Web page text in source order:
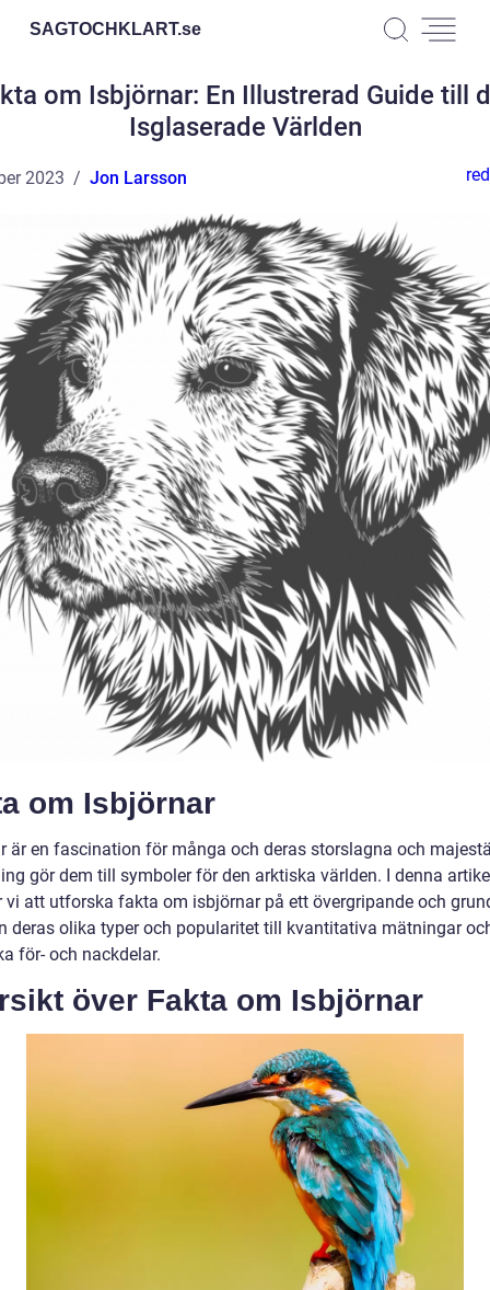
SAGTOCHKLART.se
om Isbjörnar: En Illustrerad Guide till
Isglaserade Världen
2023 Jon Larsson
om Isbjörnar
är en fascination för många och deras storslagna och
gör dem till symboler för den arktiska världen. I denna
vi att utforska fakta om isbjörnar på ett övergripande och
deras olika typer och popularitet till kvantitativa mätningar
för- och nackdelar.
över Fakta om Isbjörnar